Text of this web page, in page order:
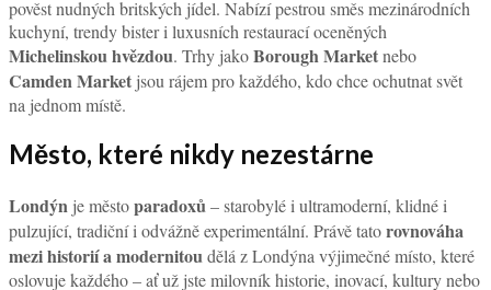
pověst nudných britských jídel. Nabízí pestrou směs mezinárodních
kuchyní, trendy bister i luxusních restaurací oceněných
Michelinskou hvězdou. Trhy jakoBorough Marketnebo
Camden Market jsou rájem pro každého, kdo chce ochutnat svět
na jednom místě.
Město, které nikdy nezestárne
Londýn je městoparadoxů– starobylé i ultramoderní, klidné i
pulzující, tradiční i odvážně experimentální. Právě tatorovnováha
mezi historií a modernitoudělá z Londýna výjimečné místo, které
oslovuje každého – ať už jste milovník historie, inovací, kultury nebo